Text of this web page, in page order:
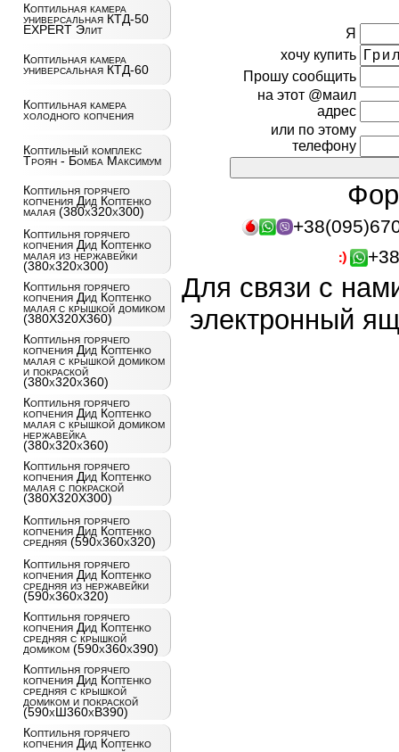
Коптильная камера
универсальная КТД-50
EXPERT Элит
Коптильная камера
универсальная КТД-60
Коптильная камера
холодного копчения
Коптильный комплекс
Троян - Бомба Максимум
Коптильня горячего
копчения Дид Коптенко
малая (380x320x300)
Коптильня горячего
копчения Дид Коптенко
малая из нержавейки
(380x320x300)
Коптильня горячего
копчения Дид Коптенко
малая с крышкой домиком
(380X320X360)
Коптильня горячего
копчения Дид Коптенко
малая с крышкой домиком
и покраской
(380x320x360)
Коптильня горячего
копчения Дид Коптенко
малая с крышкой домиком
нержавейка
(380x320x360)
Коптильня горячего
копчения Дид Коптенко
малая с покраской
(380X320X300)
Коптильня горячего
копчения Дид Коптенко
средняя (590x360x320)
Коптильня горячего
копчения Дид Коптенко
средняя из нержавейки
(590x360x320)
Коптильня горячего
копчения Дид Коптенко
средняя с крышкой
домиком (590x360x390)
Коптильня горячего
копчения Дид Коптенко
средняя с крышкой
домиком и покраской
(590хШ360хВ390)
Коптильня горячего
копчения Дид Коптенко
Я
хочу купить
Прошу сообщить
на этот @маил
адрес
или по этому
телефону
Для связи с
электронный